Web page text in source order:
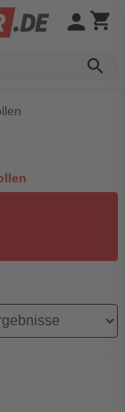
search
person shopping_cart